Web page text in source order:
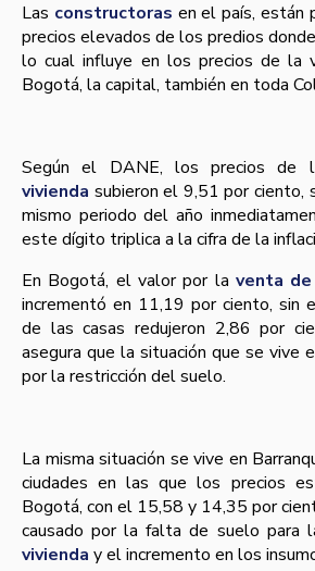
Las constructoras en el paí­s, están
precios elevados de los predios
lo cual influye en los precios de la
Bogotá, la capital, también en toda
Según el DANE, los precios de
vivienda subieron el 9,51 por ciento,
mismo periodo del año
este dí­gito triplica a la cifra de la
En Bogotá, el valor por la venta
incrementó en 11,19 por ciento, sin
de las casas redujeron 2,86 por
asegura que la situación que se vive
por la restricción del suelo.
La misma situación se vive en
ciudades en las que los precios
Bogotá, con el 15,58 y 14,35 por
causado por la falta de suelo para
vivienda y el incremento en los